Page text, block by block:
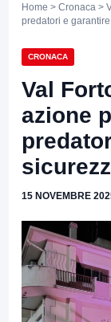
Home > Cronaca >
predatori e
CRONACA
Val
azione
15 NOVEMBRE